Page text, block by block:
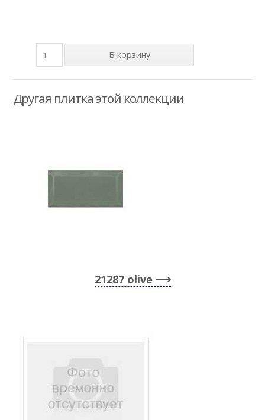
Другая плитка этой коллекции
21287 olive